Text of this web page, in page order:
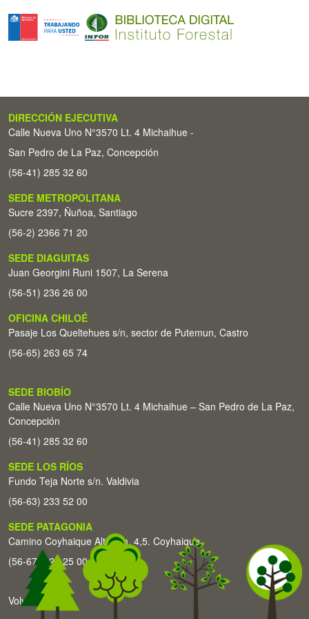
DIRECCIÓN EJECUTIVA
Calle Nueva Uno N°3570 Lt. 4 Michaihue -
San Pedro de La Paz, Concepción
(56-41) 285 32 60
SEDE METROPOLITANA
Sucre 2397, Ñuñoa, Santiago
(56-2) 2366 71 20
SEDE DIAGUITAS
Juan Georgini Runi 1507, La Serena
(56-51) 236 26 00
OFICINA CHILOÉ
Pasaje Los Queltehues s/n, sector de Putemun, Castro
(56-65) 263 65 74
SEDE BIOBÍO
Calle Nueva Uno N°3570 Lt. 4 Michaihue – San Pedro de La Paz,
Concepción
(56-41) 285 32 60
SEDE LOS RÍOS
Fundo Teja Norte s/n. Valdivia
(56-63) 233 52 00
SEDE PATAGONIA
Camino Coyhaique Alto Km. 4,5. Coyhaique
(56-67) 226 25 00
Volver arriba